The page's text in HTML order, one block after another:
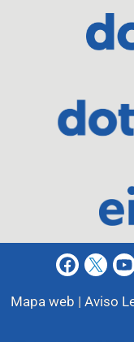
Mapa web | Aviso